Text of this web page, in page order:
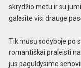
skrydžio metu ir su
galėsite visi drauge
Tik mūsų sodyboje po
romantiškai praleisti
jus paguldysime